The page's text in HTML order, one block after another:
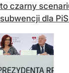
to czarny
subwencji dla